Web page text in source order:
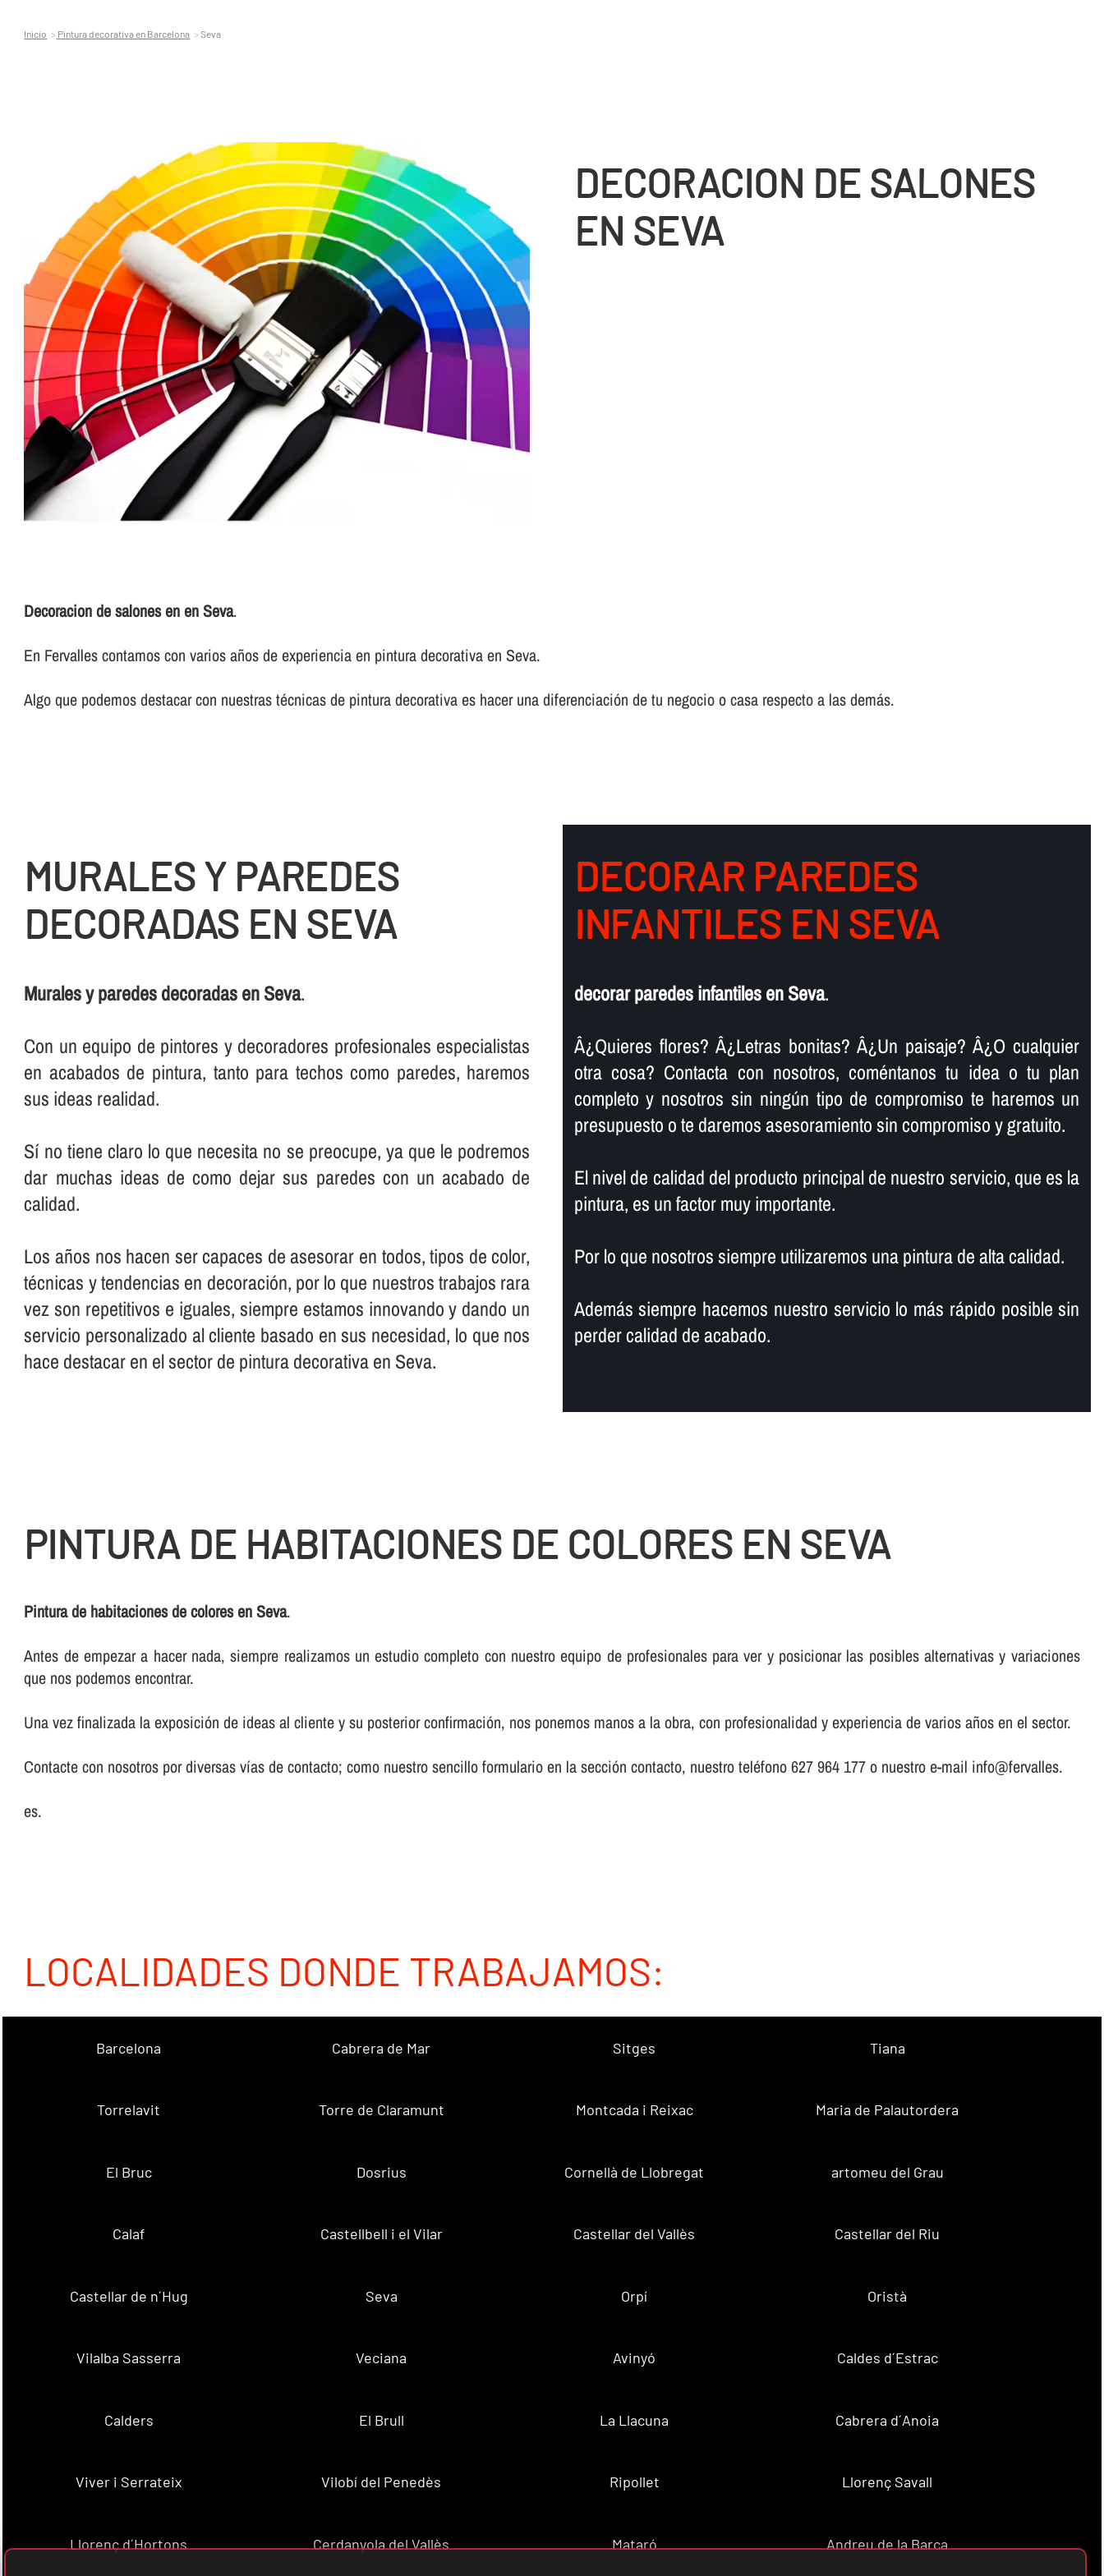
Inicio Pintura decorativa en Barcelona Seva
DECORACION DE SALONES
EN SEVA
Decoracion de salones en en Seva.
En Fervalles contamos con varios años de experiencia en pintura decorativa en Seva.
Algo que podemos destacar con nuestras técnicas de pintura decorativa es hacer una diferenciación de tu negocio o casa respecto a las demás.
MURALES Y PAREDES
DECORADAS EN SEVA
Murales y paredes decoradas en Seva.
Con un equipo de pintores y decoradores profesionales especialistas
en acabados de pintura, tanto para techos como paredes, haremos
sus ideas realidad.
Sí­ no tiene claro lo que necesita no se preocupe, ya que le podremos
dar muchas ideas de como dejar sus paredes con un acabado de
calidad.
Los años nos hacen ser capaces de asesorar en todos, tipos de color,
técnicas y tendencias en decoración, por lo que nuestros trabajos rara
vez son repetitivos e iguales, siempre estamos innovando y dando un
servicio personalizado al cliente basado en sus necesidad, lo que nos
hace destacar en el sector de pintura decorativa en Seva.
DECORAR PAREDES
INFANTILES EN SEVA
decorar paredes infantiles en Seva.
Â¿Quieres flores? Â¿Letras bonitas? Â¿Un paisaje? Â¿O cualquier
otra cosa? Contacta con nosotros, coméntanos tu idea o tu plan
completo y nosotros sin ningún tipo de compromiso te haremos un
presupuesto o te daremos asesoramiento sin compromiso y gratuito.
El nivel de calidad del producto principal de nuestro servicio, que es la
pintura, es un factor muy importante.
Por lo que nosotros siempre utilizaremos una pintura de alta calidad.
Además siempre hacemos nuestro servicio lo más rápido posible sin
perder calidad de acabado.
PINTURA DE HABITACIONES DE COLORES EN SEVA
Pintura de habitaciones de colores en Seva.
Antes de empezar a hacer nada, siempre realizamos un estudio completo con nuestro equipo de profesionales para ver y posicionar las posibles alternativas y variaciones
que nos podemos encontrar.
Una vez finalizada la exposición de ideas al cliente y su posterior confirmación, nos ponemos manos a la obra, con profesionalidad y experiencia de varios años en el sector.
Contacte con nosotros por diversas ví­as de contacto; como nuestro sencillo formulario en la sección contacto, nuestro teléfono 627 964 177 o nuestro e-mail info@fervalles.
es.
LOCALIDADES DONDE TRABAJAMOS:
Barcelona Cabrera de Mar Sitges Tiana
Torrelavit Torre de Claramunt Montcada i Reixac Maria de Palautordera
El Bruc Dosrius Cornellà de Llobregat artomeu del Grau
Calaf Castellbell i el Vilar Castellar del Vallès Castellar del Riu
Castellar de n´Hug Seva Orpí Oristà
Vilalba Sasserra Veciana Avinyó Caldes d´Estrac
Calders El Brull La Llacuna Cabrera d´Anoia
Viver i Serrateix Vilobí del Penedès Ripollet Llorenç Savall
Llorenç d´Hortons Cerdanyola del Vallès Mataró Andreu de la Barca